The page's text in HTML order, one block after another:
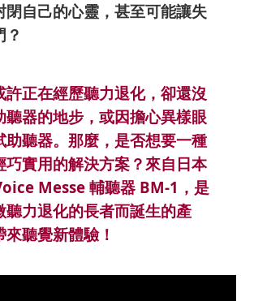
閉自己的心靈，甚至可能讓失
？
許正在經歷聽力退化，卻還沒
聽器的地步，或因擔心異樣眼
助聽器。那麼，是否想要一種
巧實用的解決方案？來自日本
Messe 輔聽器 BM-1，是
聽力退化的長者而誕生的產
聽覺新體驗！